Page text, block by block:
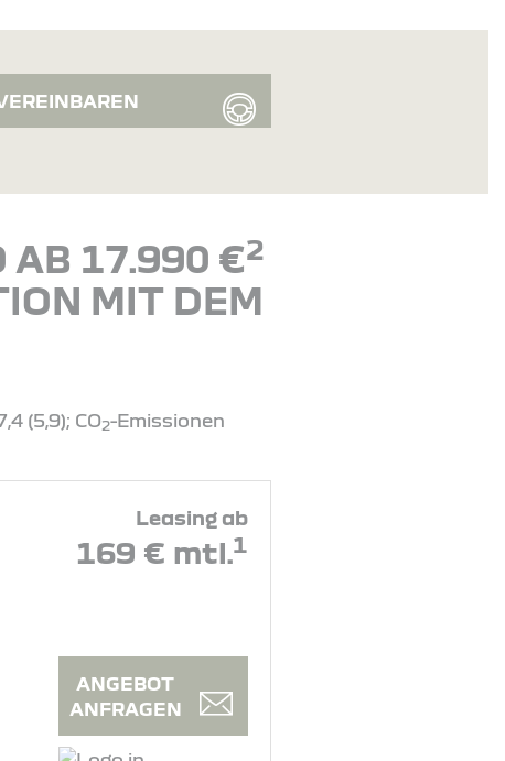
AB 17.990 €2
MIT DEM
(5,9); CO2-Emissionen
Leasing ab
169 € mtl.1
ANGEBOT
ANFRAGEN